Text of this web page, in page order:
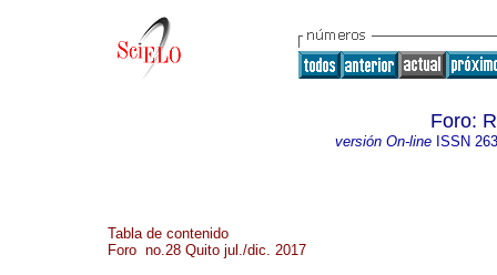
Foro:
versión On-lineISSN
Tabla de contenido
Foro no.28 Quito jul./dic. 2017